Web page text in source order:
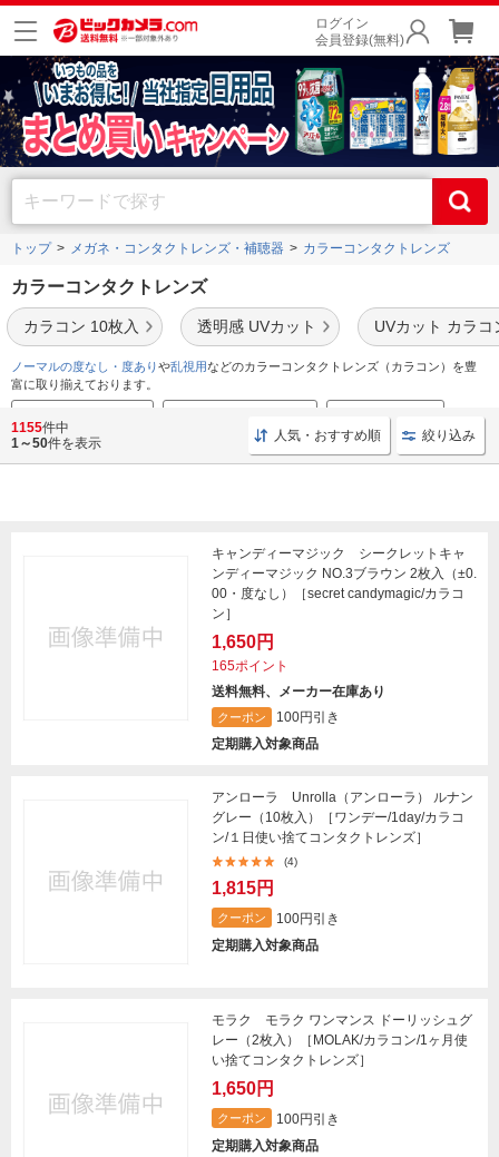
ログイン
会員登録(無料)
トップ メガネ・コンタクトレンズ・補聴器 カラーコンタクトレンズ
カラーコンタクトレンズ
カラコン 10枚入 透明感 UVカット UVカット カラコ
ノーマルの度なし・度ありや乱視用などのカラーコンタクトレンズ（カラコン）を豊
富に取り揃えております。
カラコンラインナップ カラコンの選び方
1155件中
1～50件を表示 人気・おすすめ順 絞り込み
キャンディーマジック シークレットキャ
ンディーマジック NO.3ブラウン 2枚入（±0.
00・度なし）［secret candymagic/カラコ
ン］
1,650円
165ポイント
送料無料、メーカー在庫あり
クーポン
100円引き
定期購入対象商品
アンローラ Unrolla（アンローラ） ルナン
グレー（10枚入）［ワンデー/1day/カラコ
ン/１日使い捨てコンタクトレンズ］
(4)
1,815円
クーポン
100円引き
定期購入対象商品
モラク モラク ワンマンス ドーリッシュグ
レー（2枚入）［MOLAK/カラコン/1ヶ月使
い捨てコンタクトレンズ］
1,650円
クーポン
100円引き
定期購入対象商品